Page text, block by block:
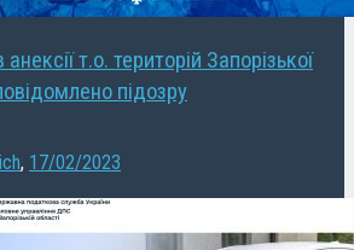
т.о. територій Запорізької
підозру
, 17/02/2023